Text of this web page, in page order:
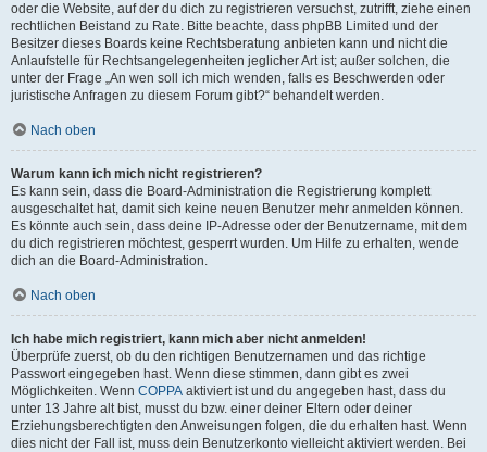
oder die Website, auf der du dich zu registrieren versuchst, zutrifft, ziehe einen
rechtlichen Beistand zu Rate. Bitte beachte, dass phpBB Limited und der
Besitzer dieses Boards keine Rechtsberatung anbieten kann und nicht die
Anlaufstelle für Rechtsangelegenheiten jeglicher Art ist; außer solchen, die
unter der Frage „An wen soll ich mich wenden, falls es Beschwerden oder
juristische Anfragen zu diesem Forum gibt?“ behandelt werden.
Nach oben
Warum kann ich mich nicht registrieren?
Es kann sein, dass die Board-Administration die Registrierung komplett
ausgeschaltet hat, damit sich keine neuen Benutzer mehr anmelden können.
Es könnte auch sein, dass deine IP-Adresse oder der Benutzername, mit dem
du dich registrieren möchtest, gesperrt wurden. Um Hilfe zu erhalten, wende
dich an die Board-Administration.
Nach oben
Ich habe mich registriert, kann mich aber nicht anmelden!
Überprüfe zuerst, ob du den richtigen Benutzernamen und das richtige
Passwort eingegeben hast. Wenn diese stimmen, dann gibt es zwei
Möglichkeiten. Wenn COPPA aktiviert ist und du angegeben hast, dass du
unter 13 Jahre alt bist, musst du bzw. einer deiner Eltern oder deiner
Erziehungsberechtigten den Anweisungen folgen, die du erhalten hast. Wenn
dies nicht der Fall ist, muss dein Benutzerkonto vielleicht aktiviert werden. Bei